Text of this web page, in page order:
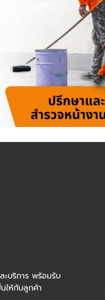
ะบริการ พร้อมรับ
ให้กับลูกค้า